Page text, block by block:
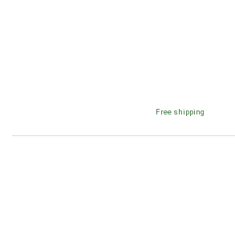
Free shipping